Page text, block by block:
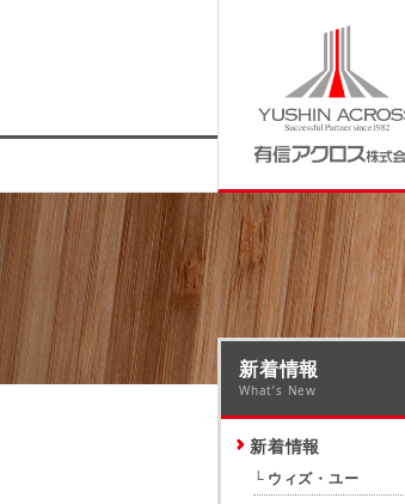
新着情報
What’s New
新着情報
ウィズ・ユー